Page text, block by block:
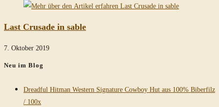
Last Crusade in sable
7. Oktober 2019
Neu im Blog
Dreadful Hitman Western Signature Cowboy Hut aus 100% Biberfilz
/ 100x